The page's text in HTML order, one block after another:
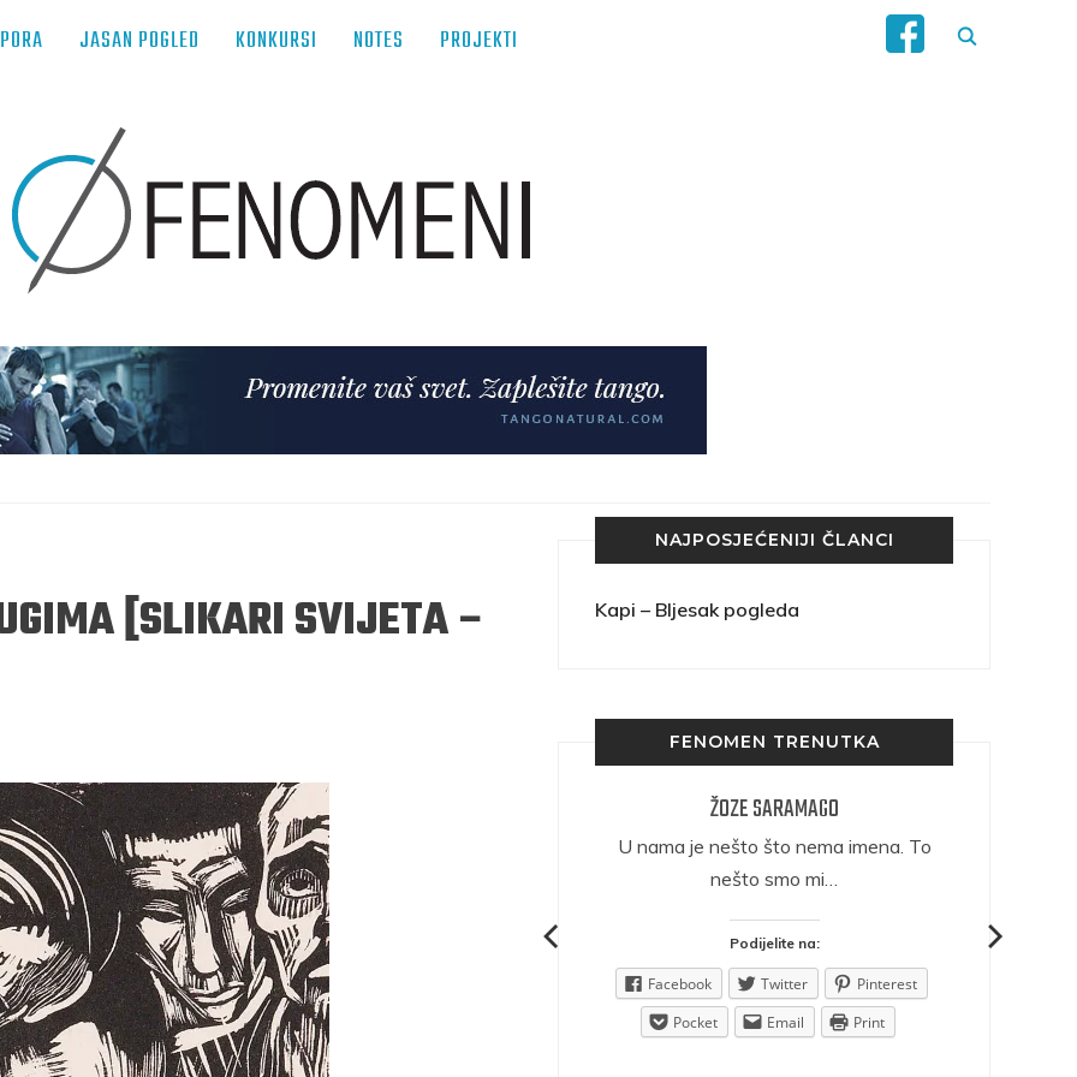
JASAN POGLED KONKURSI NOTES PROJEKTI
[SLIKARI SVIJETA –
NAJPOSJEĆENIJI ČLANCI
Kapi – Bljesak pogleda
FENOMEN TRENUTKA
ŽOZE SARAMAGO
U nama je nešto što nema imena. To
nešto smo mi…
Podijelite na:
Facebook Twitter
Pinterest
Pocket
Email Print
JESENJIN
navikli na življenje pod
navikli smo da užižemo
ikonama, ali ne i pred
čovjekom.
Podijelite na:
Twitter
Pinterest
Literatura niti prepisuje, niti prepričava
život, već ga nanovo stvara.
Facebook
Pocket